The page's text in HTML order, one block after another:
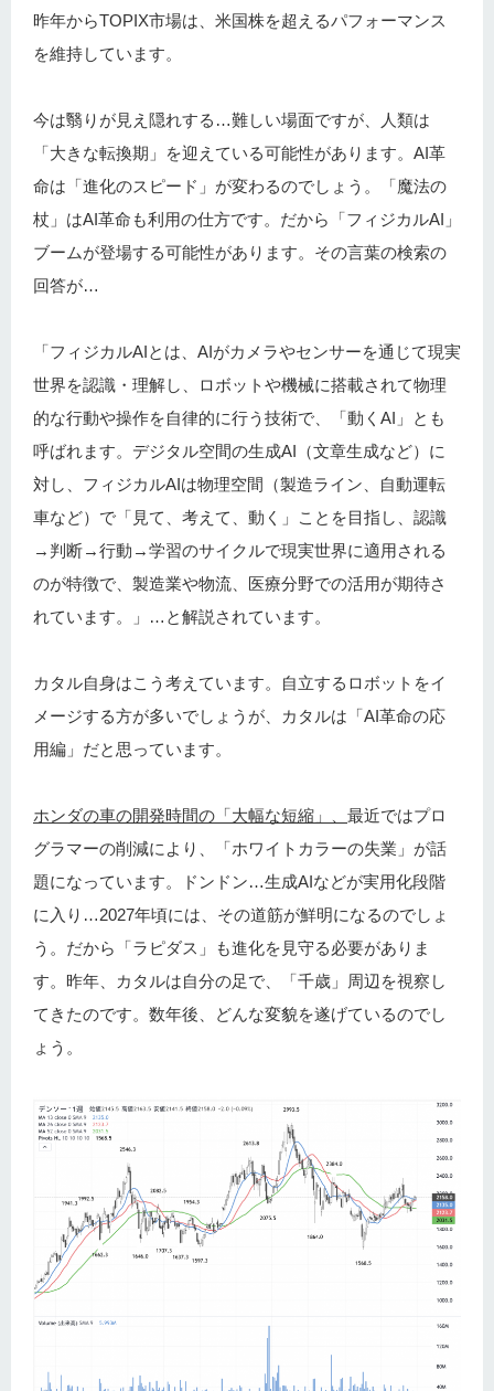
昨年からTOPIX市場は、米国株を超えるパフォーマンス
を維持しています。
今は翳りが見え隠れする…難しい場面ですが、人類は
「大きな転換期」を迎えている可能性があります。AI革
命は「進化のスピード」が変わるのでしょう。「魔法の
杖」はAI革命も利用の仕方です。だから「フィジカルAI」
ブームが登場する可能性があります。その言葉の検索の
回答が…
「フィジカルAIとは、AIがカメラやセンサーを通じて現実
世界を認識・理解し、ロボットや機械に搭載されて物理
的な行動や操作を自律的に行う技術で、「動くAI」とも
呼ばれます。デジタル空間の生成AI（文章生成など）に
対し、フィジカルAIは物理空間（製造ライン、自動運転
車など）で「見て、考えて、動く」ことを目指し、認識
→判断→行動→学習のサイクルで現実世界に適用される
のが特徴で、製造業や物流、医療分野での活用が期待さ
れています。」…と解説されています。
カタル自身はこう考えています。自立するロボットをイ
メージする方が多いでしょうが、カタルは「AI革命の応
用編」だと思っています。
ホンダの車の開発時間の「大幅な短縮」、 最近ではプロ
グラマーの削減により、「ホワイトカラーの失業」が話
題になっています。ドンドン…生成AIなどが実用化段階
に入り…2027年頃には、その道筋が鮮明になるのでしょ
う。だから「ラピダス」も進化を見守る必要がありま
す。昨年、カタルは自分の足で、「千歳」周辺を視察し
てきたのです。数年後、どんな変貌を遂げているのでし
ょう。